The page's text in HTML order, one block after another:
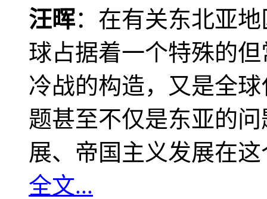
汪晖：在有关东北亚
球占据着一个特殊的
冷战的构造，又是全
题甚至不仅是东亚的
展、帝国主义发展在
全文...